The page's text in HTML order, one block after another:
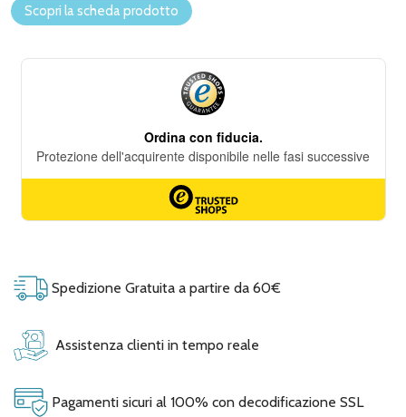
Scopri la scheda prodotto
Spedizione Gratuita a partire da 60€
Assistenza clienti in tempo reale
Pagamenti sicuri al 100% con decodificazione SSL